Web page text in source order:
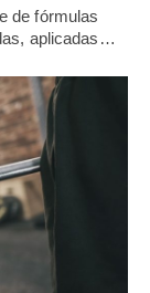
de fórmulas
aplicadas…